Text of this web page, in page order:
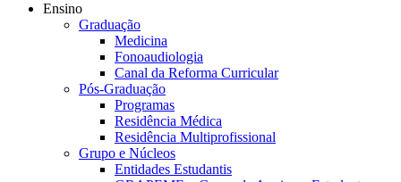
Ensino
Graduação
Medicina
Fonoaudiologia
Canal da Reforma Curricular
Pós-Graduação
Programas
Residência Médica
Residência Multiprofissional
Grupo e Núcleos
Entidades Estudantis